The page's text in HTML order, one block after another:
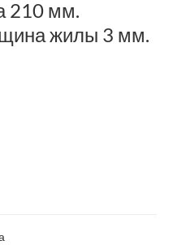
210 мм.
жилы 3 мм.